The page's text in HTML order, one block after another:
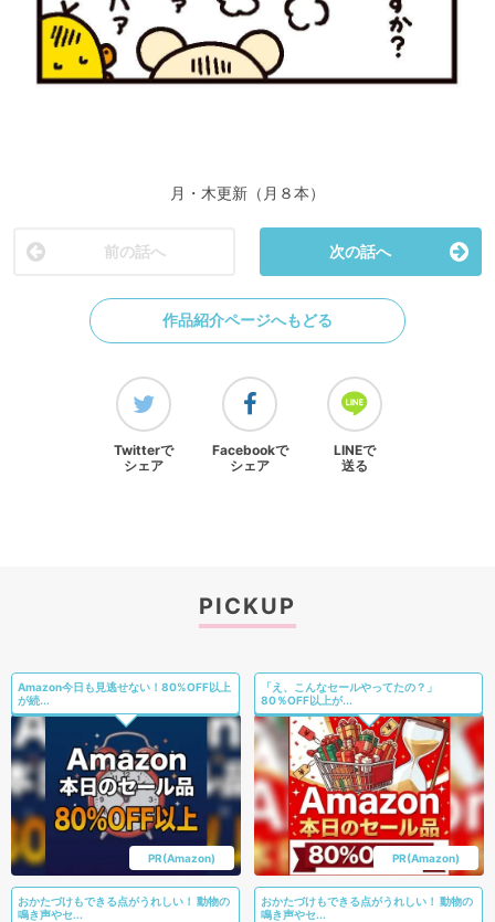
月・木更新（月８本）
前の話へ 次の話へ
作品紹介ページへもどる
Twitterで
シェア
Facebookで
シェア
LINEで
送る
PICKUP
Amazon今日も見逃せない！80%OFF以上
が続...
PR(Amazon)
「え、こんなセールやってたの？」
80％OFF以上が...
PR(Amazon)
おかたづけもできる点がうれしい！ 動物の
鳴き声やセ...
おかたづけもできる点がうれしい！ 動物の
鳴き声やセ...